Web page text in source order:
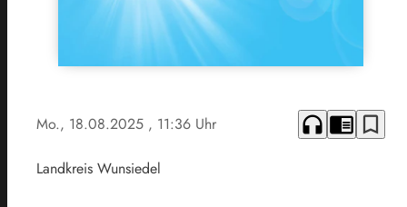
Mo., 18.08.2025 , 11:36 Uhr headphones chrome_reader_mode bookmark_border
Landkreis Wunsiedel